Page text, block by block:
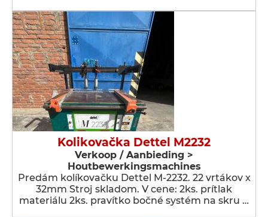
Kolikovačka Dettel M2232
Verkoop / Aanbieding >
Houtbewerkingsmachines
Predám kolíkovačku Dettel M-2232. 22 vrtákov x
32mm Stroj skladom. V cene: 2ks. prítlak
materiálu 2ks. pravítko bočné systém na skru …